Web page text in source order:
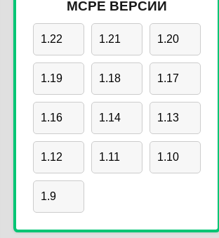
MCPE ВЕРСИИ
1.22 1.21 1.20
1.19 1.18 1.17
1.16 1.14 1.13
1.12 1.11 1.10
1.9